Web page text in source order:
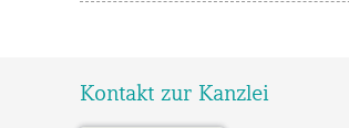
Kontakt zur Kanzlei